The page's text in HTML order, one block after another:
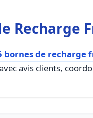
Recharge
bornes de recharge
avis clients,